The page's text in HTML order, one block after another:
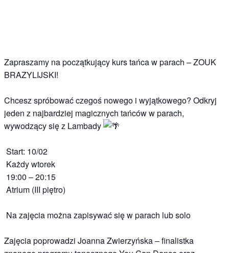
Zapraszamy na początkujący kurs tańca w parach – ZOUK
BRAZYLIJSKI!
Chcesz spróbować czegoś nowego i wyjątkowego? Odkryj
jeden z najbardziej magicznych tańców w parach,
wywodzący się z Lambady
Start: 10/02
Każdy wtorek
19:00 – 20:15
Atrium (III piętro)
Na zajęcia można zapisywać się w parach lub solo
Zajęcia poprowadzi Joanna Zwierzyńska – finalistka